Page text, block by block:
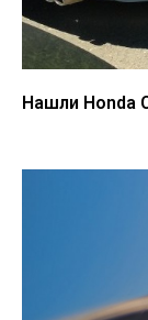
Нашли Honda